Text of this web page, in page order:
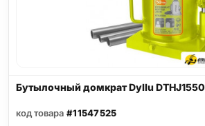
Бутылочный домкрат Dyllu DTHJ1550
код товара #11547525